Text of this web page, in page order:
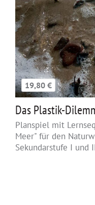
19,80 €
Das Plastik-
Planspiel mit
Meer" für den
Sekundarstufe I und